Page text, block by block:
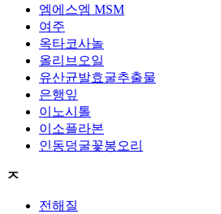
엠에스엠 MSM
여주
옥타코사놀
올리브오일
유산균발효굴추출물
은행잎
이노시톨
이소플라본
인동덩굴꽃봉오리
ㅈ
전해질